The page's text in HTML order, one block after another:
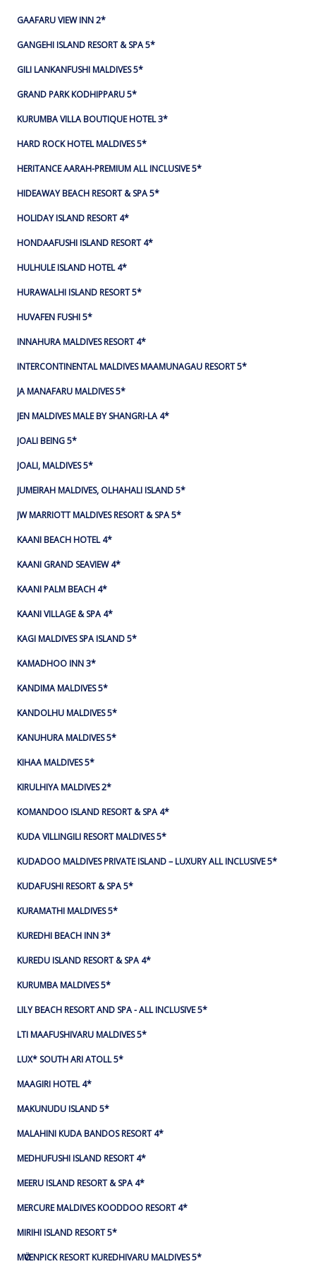
GAAFARU VIEW INN 2*
GANGEHI ISLAND RESORT & SPA 5*
GILI LANKANFUSHI MALDIVES 5*
GRAND PARK KODHIPPARU 5*
KURUMBA VILLA BOUTIQUE HOTEL 3*
HARD ROCK HOTEL MALDIVES 5*
HERITANCE AARAH-PREMIUM ALL INCLUSIVE 5*
HIDEAWAY BEACH RESORT & SPA 5*
HOLIDAY ISLAND RESORT 4*
HONDAAFUSHI ISLAND RESORT 4*
HULHULE ISLAND HOTEL 4*
HURAWALHI ISLAND RESORT 5*
HUVAFEN FUSHI 5*
INNAHURA MALDIVES RESORT 4*
INTERCONTINENTAL MALDIVES MAAMUNAGAU RESORT 5*
JA MANAFARU MALDIVES 5*
JEN MALDIVES MALE BY SHANGRI-LA 4*
JOALI BEING 5*
JOALI, MALDIVES 5*
JUMEIRAH MALDIVES, OLHAHALI ISLAND 5*
JW MARRIOTT MALDIVES RESORT & SPA 5*
KAANI BEACH HOTEL 4*
KAANI GRAND SEAVIEW 4*
KAANI PALM BEACH 4*
KAANI VILLAGE & SPA 4*
KAGI MALDIVES SPA ISLAND 5*
KAMADHOO INN 3*
KANDIMA MALDIVES 5*
KANDOLHU MALDIVES 5*
KANUHURA MALDIVES 5*
KIHAA MALDIVES 5*
KIRULHIYA MALDIVES 2*
KOMANDOO ISLAND RESORT & SPA 4*
KUDA VILLINGILI RESORT MALDIVES 5*
KUDADOO MALDIVES PRIVATE ISLAND – LUXURY ALL INCLUSIVE 5*
KUDAFUSHI RESORT & SPA 5*
KURAMATHI MALDIVES 5*
KUREDHI BEACH INN 3*
KUREDU ISLAND RESORT & SPA 4*
KURUMBA MALDIVES 5*
LILY BEACH RESORT AND SPA - ALL INCLUSIVE 5*
LTI MAAFUSHIVARU MALDIVES 5*
LUX* SOUTH ARI ATOLL 5*
MAAGIRI HOTEL 4*
MAKUNUDU ISLAND 5*
MALAHINI KUDA BANDOS RESORT 4*
MEDHUFUSHI ISLAND RESORT 4*
MEERU ISLAND RESORT & SPA 4*
MERCURE MALDIVES KOODDOO RESORT 4*
MIRIHI ISLAND RESORT 5*
MӦVENPICK RESORT KUREDHIVARU MALDIVES 5*